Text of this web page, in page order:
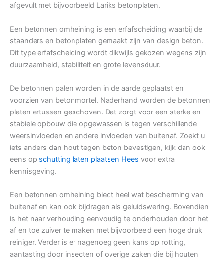
afgevult met bijvoorbeeld Lariks betonplaten.
Een betonnen omheining is een erfafscheiding waarbij de
staanders en betonplaten gemaakt zijn van design beton.
Dit type erfafscheiding wordt dikwijls gekozen wegens zijn
duurzaamheid, stabiliteit en grote levensduur.
De betonnen palen worden in de aarde geplaatst en
voorzien van betonmortel. Naderhand worden de betonnen
platen ertussen geschoven. Dat zorgt voor een sterke en
stabiele opbouw die opgewassen is tegen verschillende
weersinvloeden en andere invloeden van buitenaf. Zoekt u
iets anders dan hout tegen beton bevestigen, kijk dan ook
eens op schutting laten plaatsen Hees voor extra
kennisgeving.
Een betonnen omheining biedt heel wat bescherming van
buitenaf en kan ook bijdragen als geluidswering. Bovendien
is het naar verhouding eenvoudig te onderhouden door het
af en toe zuiver te maken met bijvoorbeeld een hoge druk
reiniger. Verder is er nagenoeg geen kans op rotting,
aantasting door insecten of overige zaken die bij houten